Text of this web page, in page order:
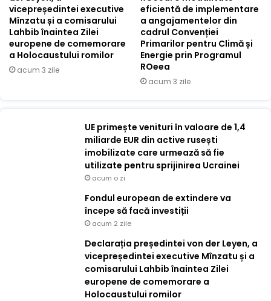
vicepreședintei executive
Mînzatu și a comisarului
Lahbib înaintea Zilei
europene de comemorare
a Holocaustului romilor
acum 3 zile
eficientă de implementare
a angajamentelor din
cadrul Convenției
Primarilor pentru Climă și
Energie prin Programul
ROeea
acum 3 zile
UE primește venituri în valoare de 1,4
miliarde EUR din active rusești
imobilizate care urmează să fie
utilizate pentru sprijinirea Ucrainei
acum o zi
Fondul european de extindere va
începe să facă investiții
acum 2 zile
Declarația președintei von der Leyen, a
vicepreședintei executive Mînzatu și a
comisarului Lahbib înaintea Zilei
europene de comemorare a
Holocaustului romilor